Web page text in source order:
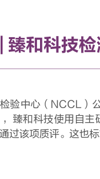
和科技
验中心（NCCL）
臻和科技使用自主
过该项质评。这也